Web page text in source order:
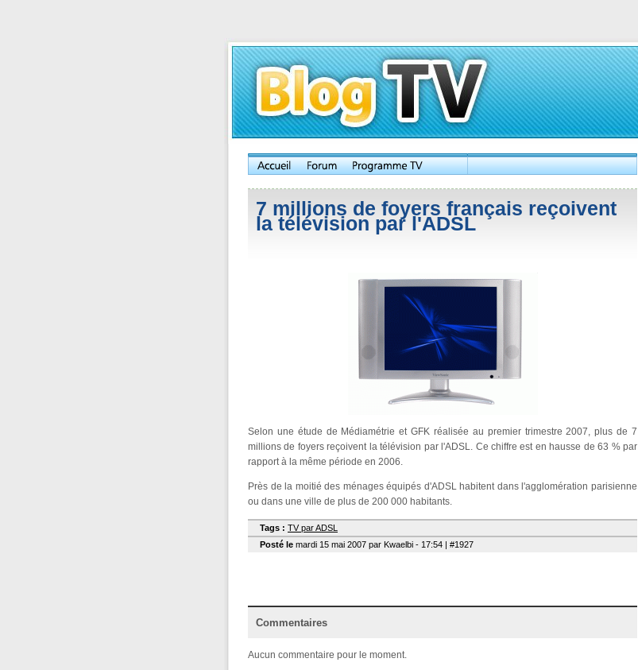
7 millions de foyers français reçoivent
la télévision par l'ADSL
Selon une étude de Médiamétrie et GFK réalisée au premier trimestre 2007, plus de 7
millions de foyers reçoivent la télévision par l'ADSL. Ce chiffre est en hausse de 63 % par
rapport à la même période en 2006.
Près de la moitié des ménages équipés d'ADSL habitent dans l'agglomération parisienne
ou dans une ville de plus de 200 000 habitants.
Tags : TV par ADSL
Posté le mardi 15 mai 2007 par Kwaelbi - 17:54 | #1927
Commentaires
Aucun commentaire pour le moment.